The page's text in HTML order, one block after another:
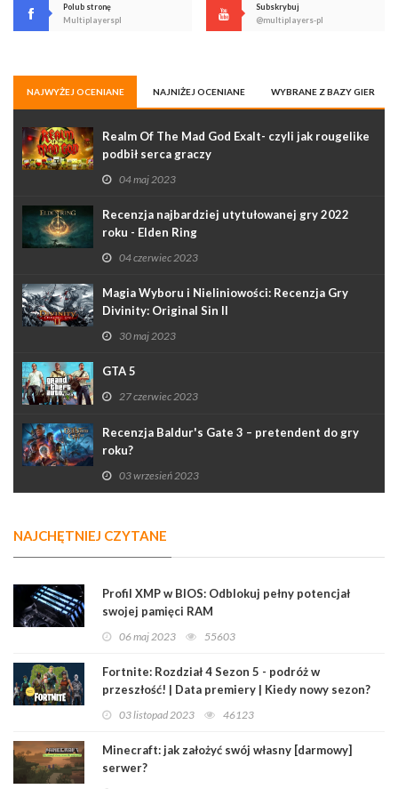
Polub stronę
Multiplayerspl
Subskrybuj
@multiplayers-pl
NAJWYŻEJ OCENIANE NAJNIŻEJ OCENIANE WYBRANE Z BAZY GIER
Realm Of The Mad God Exalt- czyli jak rougelike
podbił serca graczy
04 maj 2023
Recenzja najbardziej utytułowanej gry 2022
roku - Elden Ring
04 czerwiec 2023
Magia Wyboru i Nieliniowości: Recenzja Gry
Divinity: Original Sin II
30 maj 2023
GTA 5
27 czerwiec 2023
Recenzja Baldur's Gate 3 – pretendent do gry
roku?
03 wrzesień 2023
NAJCHĘTNIEJ CZYTANE
Profil XMP w BIOS: Odblokuj pełny potencjał
swojej pamięci RAM
06 maj 2023 55603
Fortnite: Rozdział 4 Sezon 5 - podróż w
przeszłość! | Data premiery | Kiedy nowy sezon?
03 listopad 2023 46123
Minecraft: jak założyć swój własny [darmowy]
serwer?